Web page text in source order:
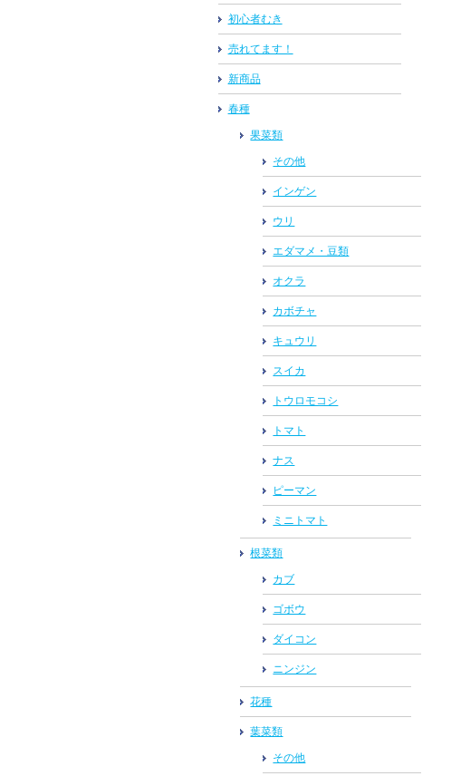
初心者むき
売れてます！
新商品
春種
果菜類
その他
インゲン
ウリ
エダマメ・豆類
オクラ
カボチャ
キュウリ
スイカ
トウロモコシ
トマト
ナス
ピーマン
ミニトマト
根菜類
カブ
ゴボウ
ダイコン
ニンジン
花種
葉菜類
その他